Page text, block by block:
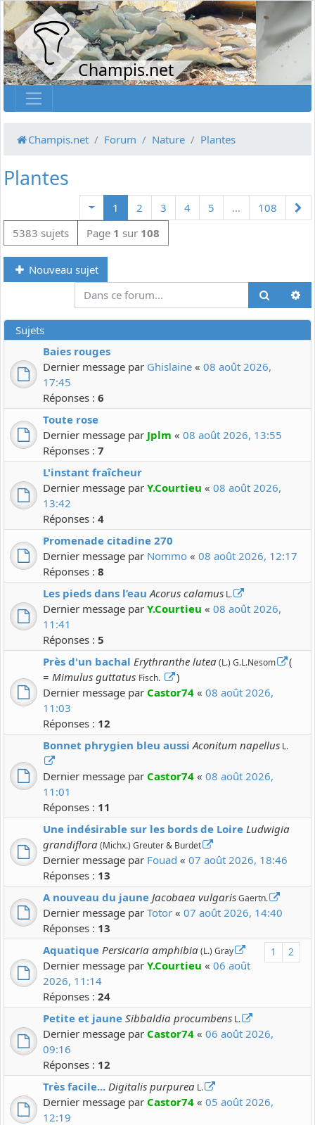
Champis.net
Champis.net Forum Nature Plantes
Plantes
1 2 3 4 5 … 108
5383 sujets
Page 1 sur 108
Nouveau sujet
Sujets
Baies rouges
Dernier message par Ghislaine « 08 août 2026,
17:45
Réponses : 6
Toute rose
Dernier message par Jplm « 08 août 2026, 13:55
Réponses : 7
L'instant fraîcheur
Dernier message par Y.Courtieu « 08 août 2026,
13:42
Réponses : 4
Promenade citadine 270
Dernier message par Nommo « 08 août 2026, 12:17
Réponses : 8
Les pieds dans l’eau Acorus calamus L.
Dernier message par Y.Courtieu « 08 août 2026,
11:41
Réponses : 5
Près d'un bachal Erythranthe lutea(L.) G.L.Nesom
(
= Mimulus guttatus Fisch.
)
Dernier message par Castor74 « 08 août 2026,
11:03
Réponses : 12
Bonnet phrygien bleu aussi Aconitum napellus L.
Dernier message par Castor74 « 08 août 2026,
11:01
Réponses : 11
Une indésirable sur les bords de Loire Ludwigia
grandiflora(Michx.) Greuter & Burdet
Dernier message par Fouad « 07 août 2026, 18:46
Réponses : 13
A nouveau du jaune Jacobaea vulgarisGaertn.
Dernier message par Totor « 07 août 2026, 14:40
Réponses : 13
1 2
Aquatique Persicaria amphibia(L.) Gray
Dernier message par Y.Courtieu « 06 août
2026, 11:14
Réponses : 24
Petite et jaune Sibbaldia procumbens L.
Dernier message par Castor74 « 06 août 2026,
09:16
Réponses : 12
Très facile... Digitalis purpurea L.
Dernier message par Castor74 « 05 août 2026,
12:19